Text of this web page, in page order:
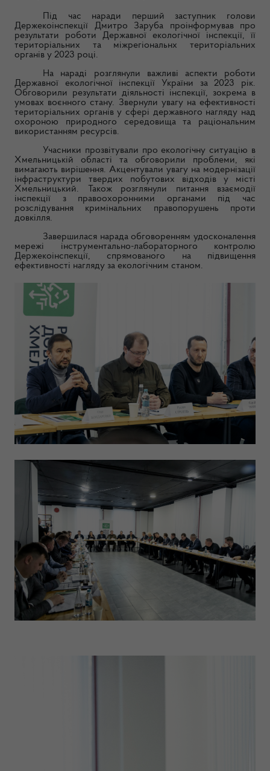
Під час наради перший заступник голови
Держекоінспекції Дмитро Заруба проінформував про
результати роботи Державної екологічної інспекції, її
територіальних та міжрегіональнх територіальних
органів у 2023 році.
На нараді розглянули важливі аспекти роботи
Державної екологічної інспекції України за 2023 рік.
Обговорили результати діяльності інспекції, зокрема в
умовах воєнного стану. Звернули увагу на ефективності
територіальних органів у сфері державного нагляду над
охороною природного середовища та раціональним
використанням ресурсів.
Учасники прозвітували про екологічну ситуацію в
Хмельницькій області та обговорили проблеми, які
вимагають вирішення. Акцентували увагу на модернізації
інфраструктури твердих побутових відходів у місті
Хмельницький. Також розглянули питання взаємодії
інспекції з правоохоронними органами під час
розслідування кримінальних правопорушень проти
довкілля.
Завершилася нарада обговоренням удосконалення
мережі інструментально-лабораторного контролю
Держекоінспекції, спрямованого на підвищення
ефективності нагляду за екологічним станом.